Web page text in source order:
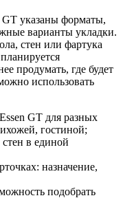
GT указаны форматы,
варианты укладки.
стен или фартука
продумать, где будет
использовать
GT для разных
гостиной;
в единой
назначение,
подобрать